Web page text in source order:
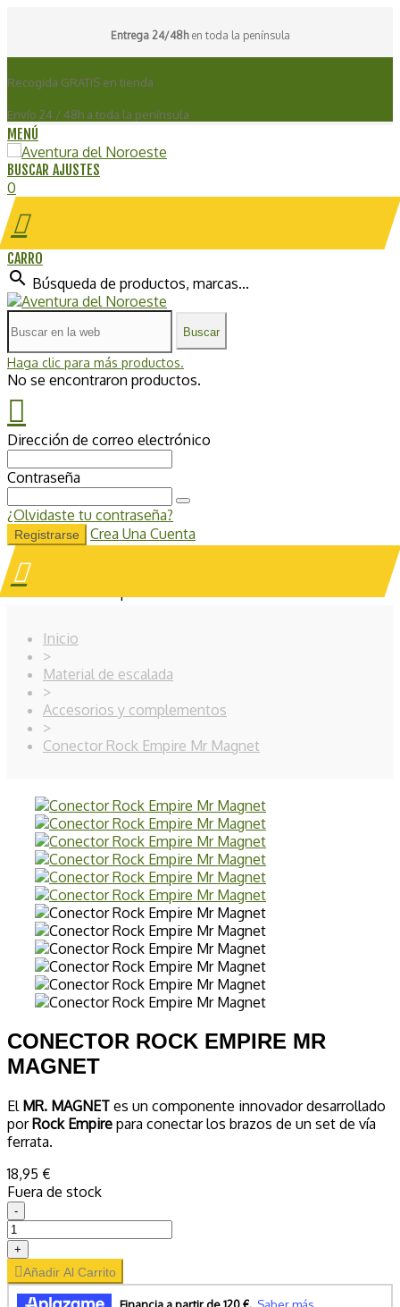
Entrega 24/48hen toda la península
Recogida GRATIS en tienda
Envío 24 / 48h a toda la península
MENÚ
BUSCAR AJUSTES
0
CARRO
search Búsqueda de productos, marcas...
Buscar
Haga clic para más productos.
No se encontraron productos.
Dirección de correo electrónico
Contraseña
¿Olvidaste tu contraseña?
Registrarse Crea Una Cuenta
Su carrito de compras está vacío.
Inicio
>
Material de escalada
>
Accesorios y complementos
>
Conector Rock Empire Mr Magnet
CONECTOR ROCK EMPIRE MR
MAGNET
El MR. MAGNET es un componente innovador desarrollado
porRock Empire para conectar los brazos de un set de vía
ferrata.
18,95 €
Fuera de stock
-
+
Añadir Al Carrito